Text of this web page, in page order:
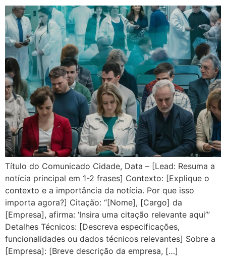
Título do Comunicado Cidade, Data – [Lead: Resuma a
notícia principal em 1-2 frases] Contexto: [Explique o
contexto e a importância da notícia. Por que isso
importa agora?] Citação: “[Nome], [Cargo] da
[Empresa], afirma: ‘Insira uma citação relevante aqui’”
Detalhes Técnicos: [Descreva especificações,
funcionalidades ou dados técnicos relevantes] Sobre a
[Empresa]: [Breve descrição da empresa, […]